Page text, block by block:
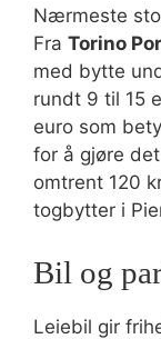
Nærmeste
Fra Torino
med bytte
rundt 9 til 15
euro som
for å gjøre
omtrent 120
togbytter i
Bil og
Leiebil gir